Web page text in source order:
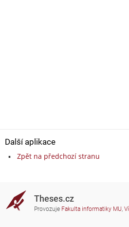
Další aplikace
Zpět na předchozí stranu
Theses.cz
Provozuje Fakulta informatiky MU,